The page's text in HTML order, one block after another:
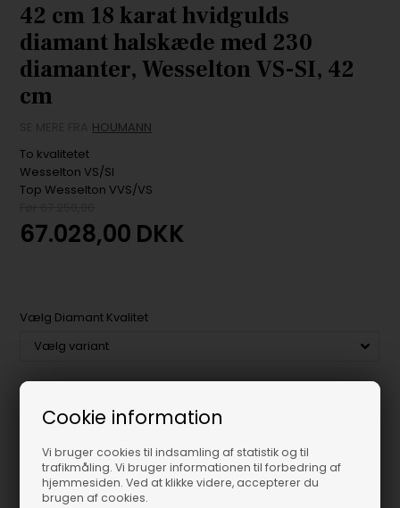
Cookie information
Vi bruger cookies til indsamling af statistik og til
trafikmåling. Vi bruger informationen til forbedring af
hjemmesiden. Ved at klikke videre, accepterer du
brugen af cookies.
42 cm 18 karat hvidgulds
diamant halskæde med 230
diamanter, Wesselton VS-SI, 42
cm
HOUMANN
To kvalitetet
Wesselton VS/SI
Top Wesselton VVS/VS
67.028,00 DKK
Vælg Diamant Kvalitet
Varenummer:UTC0025
Vægt:11Gram